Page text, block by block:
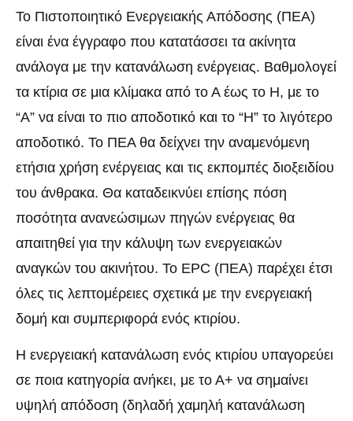
Το Πιστοποιητικό Ενεργειακής Απόδοσης (ΠΕΑ)
είναι ένα έγγραφο που κατατάσσει τα ακίνητα
ανάλογα με την κατανάλωση ενέργειας. Βαθμολογεί
τα κτίρια σε μια κλίμακα από το Α έως το Η, με το
“Α” να είναι το πιο αποδοτικό και το “Η” το λιγότερο
αποδοτικό. Το ΠΕΑ θα δείχνει την αναμενόμενη
ετήσια χρήση ενέργειας και τις εκπομπές διοξειδίου
του άνθρακα. Θα καταδεικνύει επίσης πόση
ποσότητα ανανεώσιμων πηγών ενέργειας θα
απαιτηθεί για την κάλυψη των ενεργειακών
αναγκών του ακινήτου. Το EPC (ΠΕΑ) παρέχει έτσι
όλες τις λεπτομέρειες σχετικά με την ενεργειακή
δομή και συμπεριφορά ενός κτιρίου.
Η ενεργειακή κατανάλωση ενός κτιρίου υπαγορεύει
σε ποια κατηγορία ανήκει, με το Α+ να σημαίνει
υψηλή απόδοση (δηλαδή χαμηλή κατανάλωση